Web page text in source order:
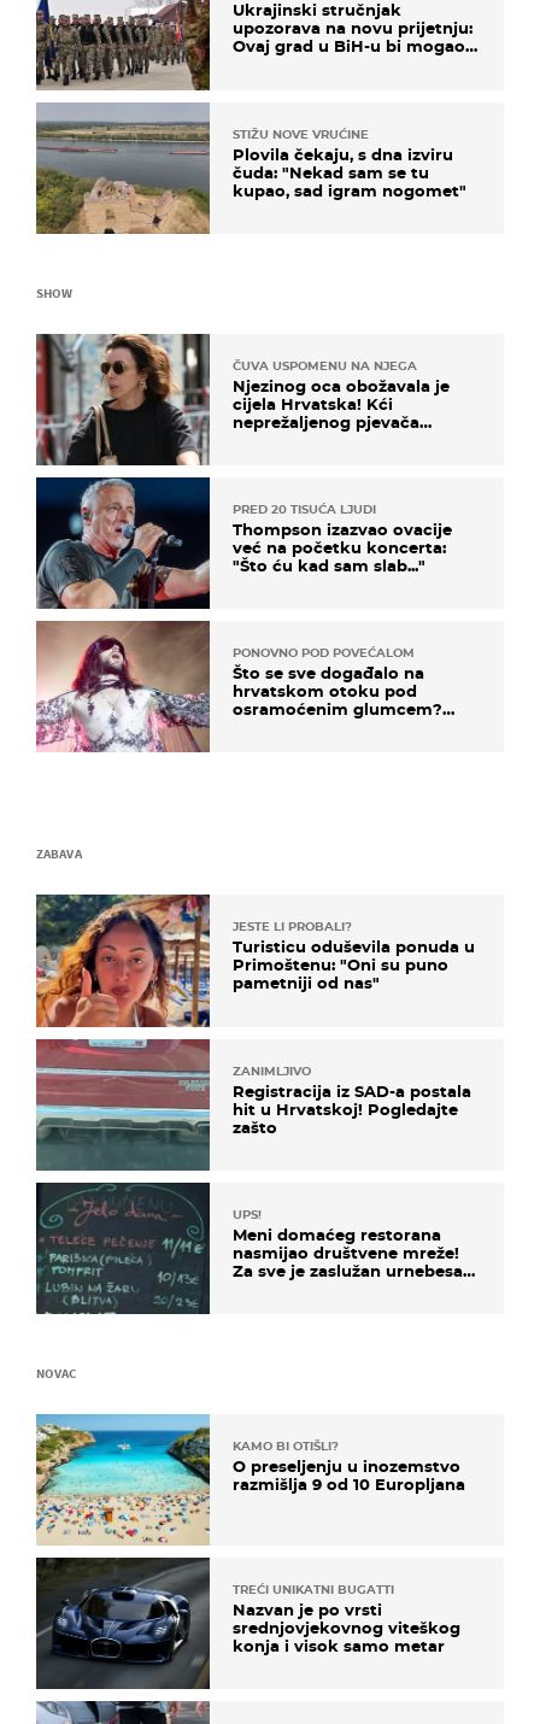
Ukrajinski stručnjak
upozorava na novu prijetnju:
Ovaj grad u BiH-u bi mogao
STIŽU NOVE VRUĆINE
Plovila čekaju, s dna izviru
čuda: "Nekad sam se tu
kupao, sad igram nogomet"
SHOW
ČUVA USPOMENU NA NJEGA
Njezinog oca obožavala je
cijela Hrvatska! Kći
neprežaljenog pjevača
PRED 20 TISUĆA LJUDI
Thompson izazvao ovacije
već na početku koncerta:
"Što ću kad sam slab..."
PONOVNO POD POVEĆALOM
Što se sve događalo na
hrvatskom otoku pod
osramoćenim glumcem?
ZABAVA
JESTE LI PROBALI?
Turisticu oduševila ponuda u
Primoštenu: "Oni su puno
pametniji od nas"
ZANIMLJIVO
Registracija iz SAD-a postala
hit u Hrvatskoj! Pogledajte
zašto
UPS!
Meni domaćeg restorana
nasmijao društvene mreže!
Za sve je zaslužan urnebesan
NOVAC
KAMO BI OTIŠLI?
O preseljenju u inozemstvo
razmišlja 9 od 10 Europljana
TREĆI UNIKATNI BUGATTI
Nazvan je po vrsti
srednjovjekovnog viteškog
konja i visok samo metar